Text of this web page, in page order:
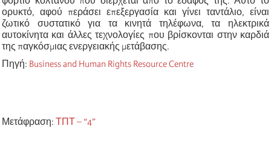
ορυκτό, αφού περάσει επεξεργασία και γίνει ταντάλιο, είναι
ζωτικό συστατικό για τα κινητά τηλέφωνα, τα ηλεκτρικά
αυτοκίνητα και άλλες τεχνολογίες που βρίσκονται στην καρδιά
της παγκόσμιας ενεργειακής μετάβασης.
Πηγή: Business and Human Rights Resource Centre
Μετάφραση: ΤΠΤ – “4”